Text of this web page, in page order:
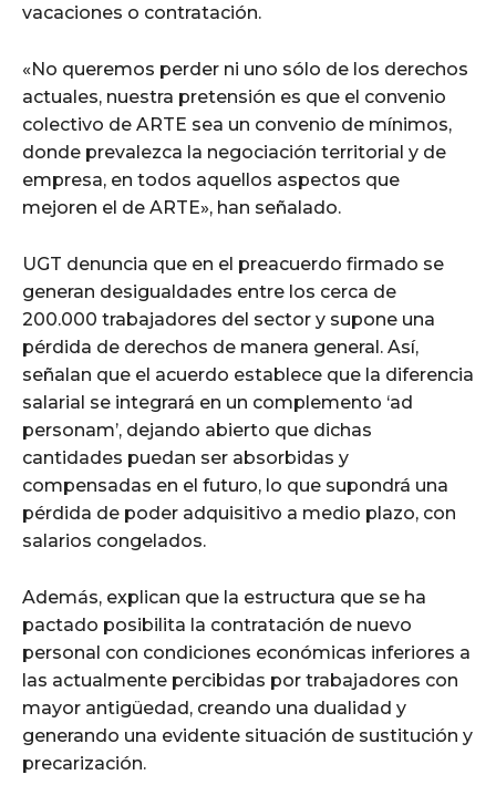
vacaciones o contratación.
«No queremos perder ni uno sólo de los derechos
actuales, nuestra pretensión es que el convenio
colectivo de ARTE sea un convenio de mínimos,
donde prevalezca la negociación territorial y de
empresa, en todos aquellos aspectos que
mejoren el de ARTE», han señalado.
UGT denuncia que en el preacuerdo firmado se
generan desigualdades entre los cerca de
200.000 trabajadores del sector y supone una
pérdida de derechos de manera general. Así,
señalan que el acuerdo establece que la diferencia
salarial se integrará en un complemento ‘ad
personam’, dejando abierto que dichas
cantidades puedan ser absorbidas y
compensadas en el futuro, lo que supondrá una
pérdida de poder adquisitivo a medio plazo, con
salarios congelados.
Además, explican que la estructura que se ha
pactado posibilita la contratación de nuevo
personal con condiciones económicas inferiores a
las actualmente percibidas por trabajadores con
mayor antigüedad, creando una dualidad y
generando una evidente situación de sustitución y
precarización.